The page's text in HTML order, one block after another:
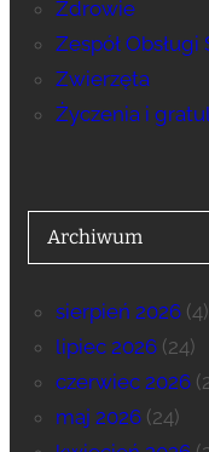
Zdrowie
Zespół Obsługi
Zwierzęta
Życzenia i
Archiwum
sierpień 2026(4)
lipiec 2026(24)
czerwiec 2026
maj 2026(24)